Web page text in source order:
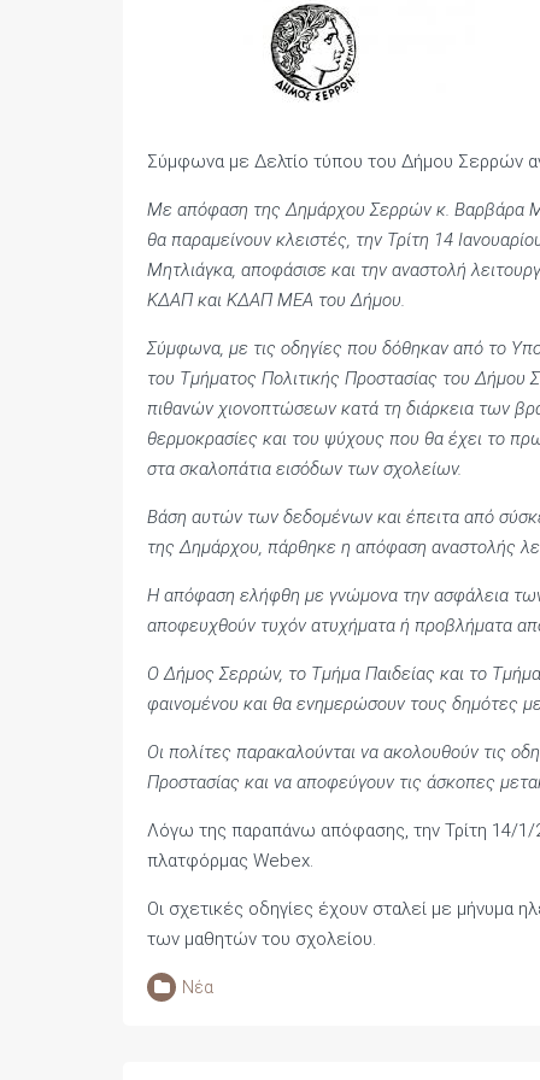
Σύμφωνα με Δελτίο τύπου του Δήμου Σερρών
Με απόφαση της Δημάρχου Σερρών κ. Βαρβάρα
θα παραμείνουν κλειστές, την Τρίτη 14
Μητλιάγκα, αποφάσισε και την αναστολή
ΚΔΑΠ και ΚΔΑΠ ΜΕΑ του Δήμου.
Σύμφωνα, με τις οδηγίες που δόθηκαν από το
του Τμήματος Πολιτικής Προστασίας του Δήμου
πιθανών χιονοπτώσεων κατά τη διάρκεια των
θερμοκρασίες και του ψύχους που θα έχει το
στα σκαλοπάτια εισόδων των σχολείων.
Βάση αυτών των δεδομένων και έπειτα από
της Δημάρχου, πάρθηκε η απόφαση αναστολής
Η απόφαση ελήφθη με γνώμονα την ασφάλεια
αποφευχθούν τυχόν ατυχήματα ή προβλήματα
Ο Δήμος Σερρών, το Τμήμα Παιδείας και το
φαινομένου και θα ενημερώσουν τους δημότες
Οι πολίτες παρακαλούνται να ακολουθούν τις
Προστασίας και να αποφεύγουν τις άσκοπες
Λόγω της παραπάνω απόφασης, την Τρίτη 14/1/
πλατφόρμας Webex.
Οι σχετικές οδηγίες έχουν σταλεί με μήνυμα
των μαθητών του σχολείου.
Νέα